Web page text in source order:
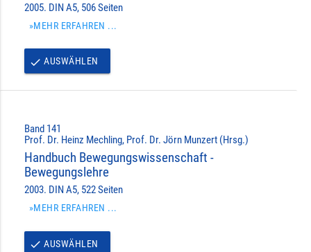
2005. DIN A5, 506 Seiten
»MEHR ERFAHREN ...
done AUSWÄHLEN
Band 141
Prof. Dr. Heinz Mechling, Prof. Dr. Jörn Munzert (Hrsg.)
Handbuch Bewegungswissenschaft -
Bewegungslehre
2003. DIN A5, 522 Seiten
»MEHR ERFAHREN ...
done AUSWÄHLEN